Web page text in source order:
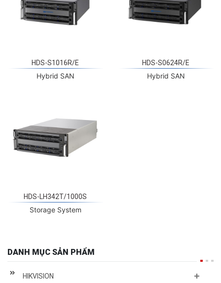
HDS-S1016R/E
Hybrid SAN
HDS-S0624R/E
Hybrid SAN
HDS-LH342T/1000S
Storage System
DANH MỤC SẢN PHẨM
HIKVISION